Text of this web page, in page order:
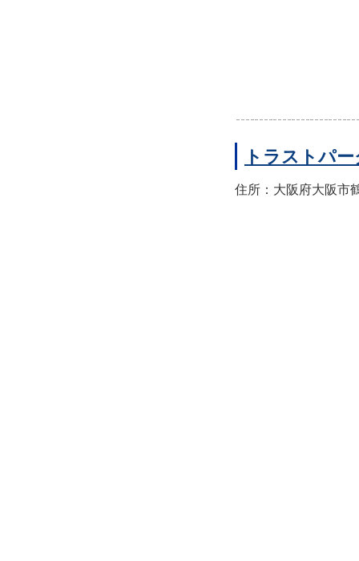
トラストパ
住所：大阪府大阪市